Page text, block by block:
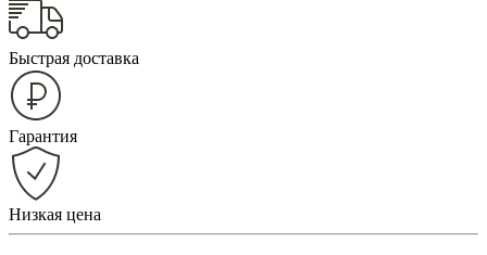
Быстрая доставка
Гарантия
Низкая цена